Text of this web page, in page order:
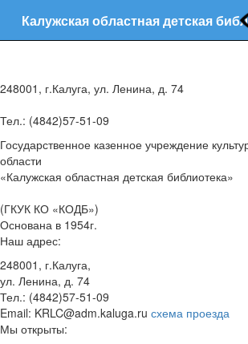
Калужская областная детская
248001, г.Калуга, ул. Ленина, д. 74
Тел.: (4842)57-51-09
Государственное казенное учреждение
области
«Калужская областная детская библиотека»
(ГКУК КО «КОДБ»)
Основана в 1954г.
Наш адрес:
248001, г.Калуга,
ул. Ленина, д. 74
Тел.: (4842)57-51-09
Email: KRLC@adm.kaluga.ru схема проезда
Мы открыты: